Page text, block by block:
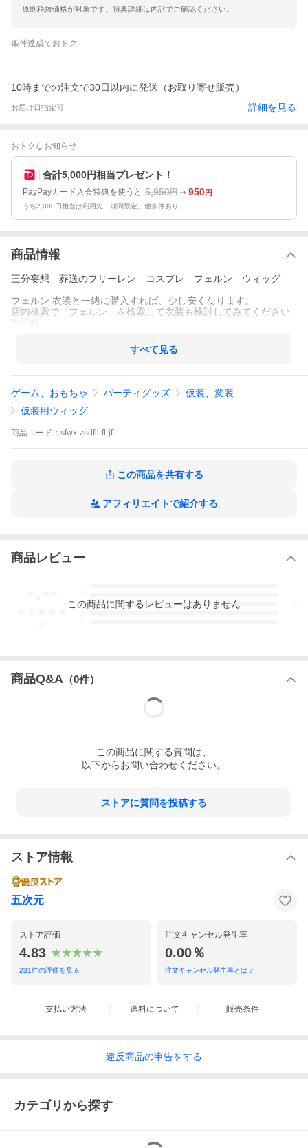
原則税抜価格が対象です。特典詳細は内訳でご確認ください。
条件達成でおトク
10時までの注文で30日以内に発送（お取り寄せ販売）
お届け日指定可 詳細を見る
おトクなお知らせ
合計5,000円相当プレゼント！
PayPayカード入会特典を使うと 5,950円 950円
うち2,000円相当は利用先・期間限定。他条件あり
商品情報
三分妄想 葬送のフリーレン コスプレ フェルン ウィッグ
フェルン 衣装と一緒に購入すれば、少し安くなります。
店内検索で『フェルン」を検索して衣装も検討してみてください
(≧▽≦)
すべて見る
ゲーム、おもちゃ パーティグッズ
仮装、変装
仮装用ウィッグ
商品 コード： sfwx-zsdfll-fl-jf
この商品を共有する
アフィリエイトで紹介する
商品レビュー
3
この商品に関するレビューはありません
商品Q&A （0件）
この商品に関する質問は、
以下からお問い合わせください。
ストアに質問を投稿する
ストア情報
五次元
ストア評価
4.83
231件の評価を見る
注文キャンセル発生率
0.00％
注文キャンセル発生率とは？
支払い方法 送料について 販売条件
違反商品の申告をする
カテゴリから探す